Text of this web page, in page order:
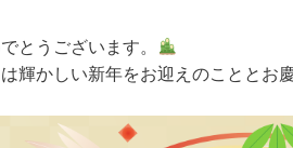
とうございます。
輝かしい新年をお迎えのこととお